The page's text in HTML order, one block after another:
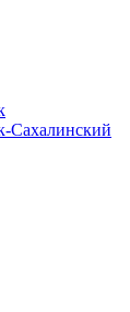
Сахалинский